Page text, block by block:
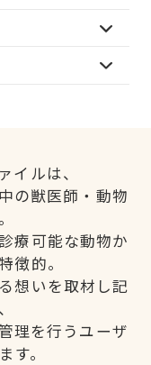
イルは、
の獣医師・動物
療可能な動物か
徴的。
想いを取材し記
理を行うユーザ
す。